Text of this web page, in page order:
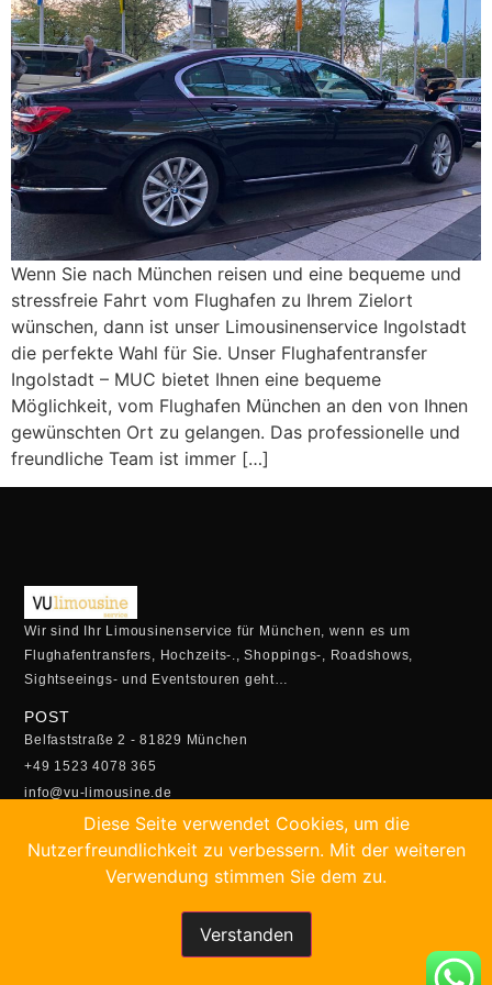
Wenn Sie nach München reisen und eine bequeme und
stressfreie Fahrt vom Flughafen zu Ihrem Zielort
wünschen, dann ist unser Limousinenservice Ingolstadt
die perfekte Wahl für Sie. Unser Flughafentransfer
Ingolstadt – MUC bietet Ihnen eine bequeme
Möglichkeit, vom Flughafen München an den von Ihnen
gewünschten Ort zu gelangen. Das professionelle und
freundliche Team ist immer […]
Wir sind Ihr Limousinenservice für München, wenn es um
Flughafentransfers, Hochzeits-., Shoppings-, Roadshows,
Sightseeings- und Eventstouren geht…
POST
Belfaststraße 2 - 81829 München
+49 1523 4078 365
info@vu-limousine.de
ÖFFUNGSZEITEN
Diese Seite verwendet Cookies, um die
Nutzerfreundlichkeit zu verbessern. Mit der weiteren
Verwendung stimmen Sie dem zu.
Verstanden